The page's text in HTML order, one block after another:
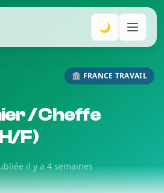
🌙
🏛️ FRANCE TRAVAIL
/ Cheffe
F)
il y a 4 semaines